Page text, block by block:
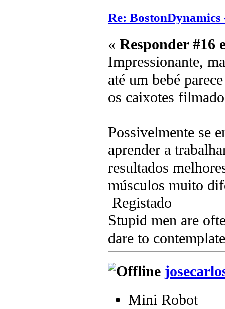
Re:
« Responder #16
Impressionante,
até um bebé
os caixotes
Possivelmente se
aprender a
resultados
músculos muito
Registado
Stupid men are
dare to
Mini Robot